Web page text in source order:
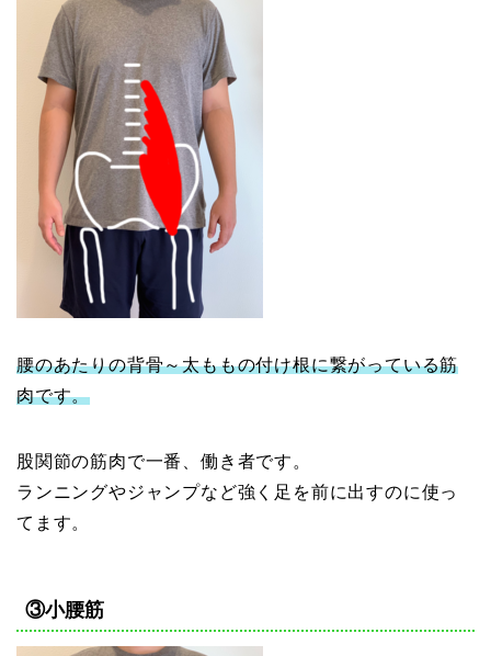
腰のあたりの背骨～太ももの付け根に繋がっている筋
肉です。
股関節の筋肉で一番、働き者です。
ランニングやジャンプなど強く足を前に出すのに使っ
てます。
③小腰筋